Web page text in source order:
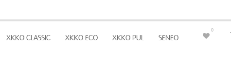
XKKO CLASSIC XKKO ECO XKKO PUL SENEO
0